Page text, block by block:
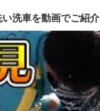
洗車を動画でご紹介